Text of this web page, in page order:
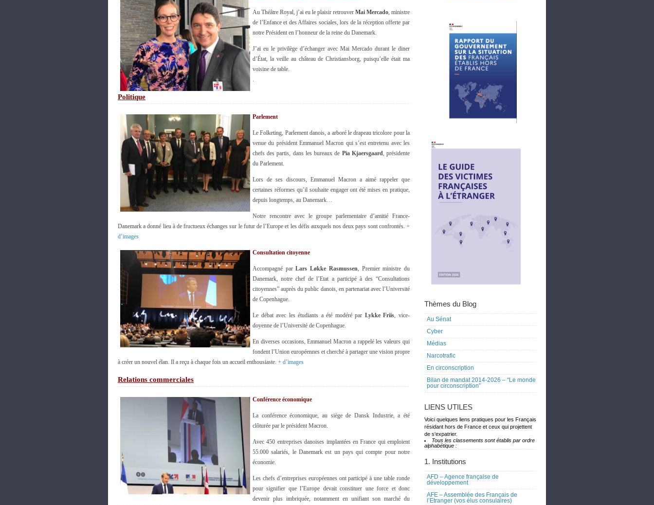
Au Théâtre Royal, j’ai eu le plaisir retrouver Mai Mercado, ministre
de l’Enfance et des Affaires sociales, lors de la réception offerte par
notre Président en l’honneur de la reine du Danemark.
J’ai eu le privilège d’échanger avec Mai Mercado durant le diner
d’État, la veille au château de Christiansborg, puisqu’elle était ma
voisine de table.
.
Politique
Parlement
Le Folketing, Parlement danois, a arboré le drapeau tricolore pour la
venue du président Emmanuel Macron qui s’est entretenu avec les
chefs des partis, dans les bureaux de Pia Kjaersgaard, présidente
du Parlement.
Lors de ses discours, Emmanuel Macron a aimé rappeler que
certaines réformes qu’il souhaite engager ont été mises en pratique,
depuis longtemps, au Danemark…
Notre rencontre avec le groupe parlementaire d’amitié France-
Danemark a donné lieu à de fructueux échanges sur le futur de l’Europe et les défis auxquels nos deux pays sont confrontés. +
d’images
Consultation citoyenne
Accompagné parLarsLøkke Rasmussen, Premier ministre du
Danemark, notre chef de l’Etat a participé à des “Consultations
citoyennes” auprès du public danois, en partenariat avec l’Université
de Copenhague.
Le débat avec les étudiants a été modéré par Lykke Friis, vice-
doyenne de l’Université de Copenhague.
En diverses occasions, Emmanuel Macron a rappelé les valeurs qui
fondent l’Union européennes et cherché à partager une vision propre
à créer un nouvel élan. Il a reçu à chaque fois un accueil enthousiaste. + d’images
Relations commerciales
Conférence économique
La conférence économique, au siège de Dansk Industrie, a été
clôturée par le président Macron.
Avec 450 entreprises danoises implantées en France qui emploient
55.000 salariés, le Danemark est un pays qui compte pour notre
économie.
Les chefs d’entreprises européennes ont participé à une table ronde
pour signifier que l’Europe devait constituer une force et donc
devenir plus imbriquée, notamment en unifiant son marché du
Thèmes du Blog
Au Sénat
Cyber
Médias
Narcotrafic
En circonscription
Bilan de mandat 2014-2026 – “Le monde
pour circonscription”
LIENS UTILES
Voici quelques liens pratiques pour les Français
résidant hors de France et ceux qui projettent
de s'expatrier.
Tous les classements sont établis par ordre
alphabétique :
1. Institutions
AFD – Agence française de
développement
AFE – Assemblée des Français de
l’Etranger (vos élus consulaires)